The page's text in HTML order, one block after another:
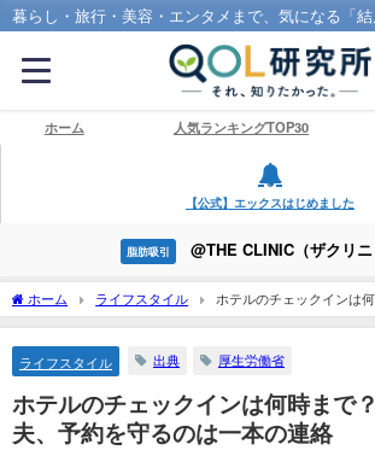
暮らし・旅行・美容・エンタメまで、気になる「
ホーム 人気ランキングTOP30
【公式】エックスはじめました
脂肪吸引 @THE CLINIC（ザクリニ
ホーム ライフスタイル
ホテルのチェックインは
夫、予約を守るのは一本の連絡
ライフスタイル 出典 厚生労働省
ホテルのチェックインは何時まで
夫、予約を守るのは一本の連絡